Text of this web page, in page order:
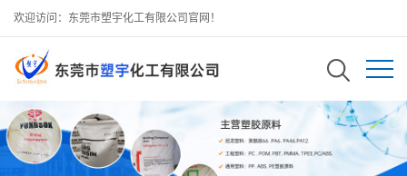
欢迎访问：东莞市塑宇化工有限公司官网！